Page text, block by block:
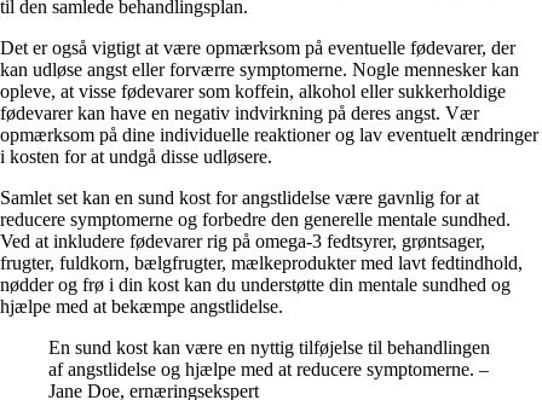
til den samlede behandlingsplan.
Det er også vigtigt at være opmærksom på eventuelle fødevarer, der
kan udløse angst eller forværre symptomerne. Nogle mennesker kan
opleve, at visse fødevarer som koffein, alkohol eller sukkerholdige
fødevarer kan have en negativ indvirkning på deres angst. Vær
opmærksom på dine individuelle reaktioner og lav eventuelt ændringer
i kosten for at undgå disse udløsere.
Samlet set kan en sund kost for angstlidelse være gavnlig for at
reducere symptomerne og forbedre den generelle mentale sundhed.
Ved at inkludere fødevarer rig på omega-3 fedtsyrer, grøntsager,
frugter, fuldkorn, bælgfrugter, mælkeprodukter med lavt fedtindhold,
nødder og frø i din kost kan du understøtte din mentale sundhed og
hjælpe med at bekæmpe angstlidelse.
En sund kost kan være en nyttig tilføjelse til behandlingen
af angstlidelse og hjælpe med at reducere symptomerne. –
Jane Doe, ernæringsekspert